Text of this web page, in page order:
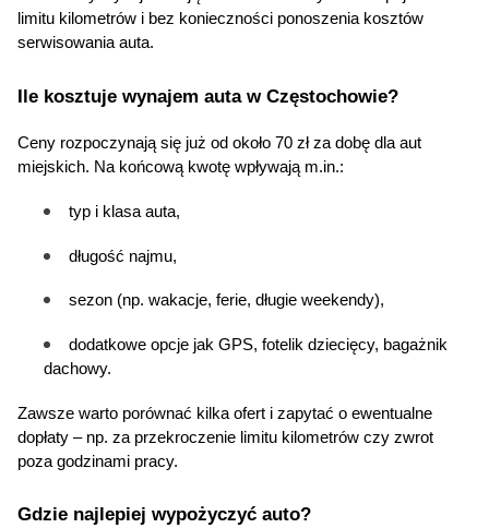
limitu kilometrów i bez konieczności ponoszenia kosztów
serwisowania auta.
Ile kosztuje wynajem auta w Częstochowie?
Ceny rozpoczynają się już od około 70 zł za dobę dla aut
miejskich. Na końcową kwotę wpływają m.in.:
typ i klasa auta,
długość najmu,
sezon (np. wakacje, ferie, długie weekendy),
dodatkowe opcje jak GPS, fotelik dziecięcy, bagażnik
dachowy.
Zawsze warto porównać kilka ofert i zapytać o ewentualne
dopłaty – np. za przekroczenie limitu kilometrów czy zwrot
poza godzinami pracy.
Gdzie najlepiej wypożyczyć auto?